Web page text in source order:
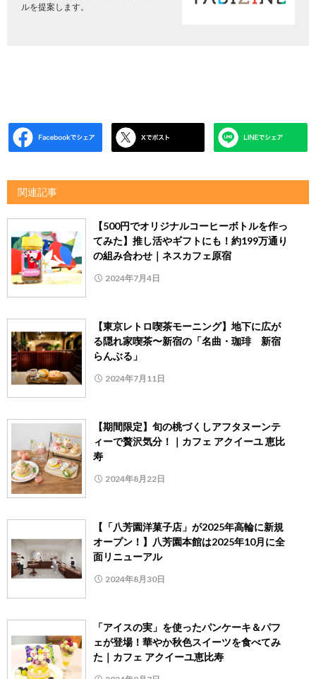
ルを提案します。
関連記事
【500円でオリジナルコーヒーボトルを作っ
てみた】推し活やギフトにも！約199万通り
の組み合わせ｜ネスカフェ原宿
2024年7月4日
【東京レトロ喫茶モーニング】地下に広が
る隠れ家喫茶〜新宿の「名曲・珈琲 新宿
らんぶる」
2024年7月11日
【期間限定】旬の桃づくしアフタヌーンテ
ィーで贅沢気分！｜カフェ アクイーユ 恵比
寿
2024年8月22日
【「八芳園洋菓子店」が2025年高輪に新規
オープン！】八芳園本館は2025年10月に全
面リニューアル
2024年8月30日
「アイスの実」を使ったパンケーキ＆パフ
ェが登場！華やか秋色スイーツを食べてみ
た｜カフェ アクイーユ恵比寿